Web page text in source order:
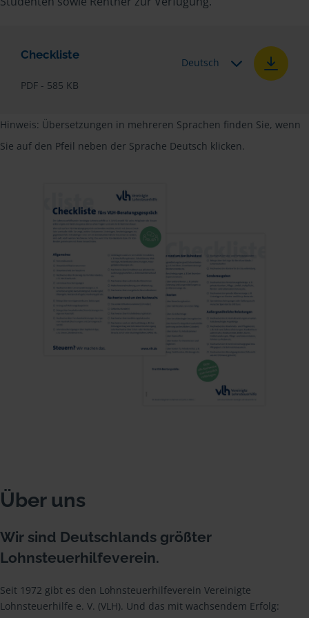
Checkliste
PDF - 585 KB
Deutsch
Hinweis: Übersetzungen in mehreren Sprachen finden Sie, wenn
Sie auf den Pfeil neben der Sprache Deutsch klicken.
Über uns
Wir sind Deutschlands größter
Lohnsteuerhilfeverein.
Seit 1972 gibt es den Lohnsteuerhilfeverein Vereinigte
Lohnsteuerhilfe e. V. (VLH). Und das mit wachsendem Erfolg: